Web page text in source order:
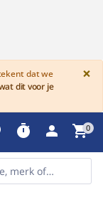
dat we
dit voor je
×
timer person shopping_cart0